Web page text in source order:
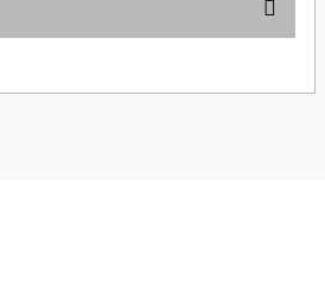
öneri formunu kullanarak tarafımıza